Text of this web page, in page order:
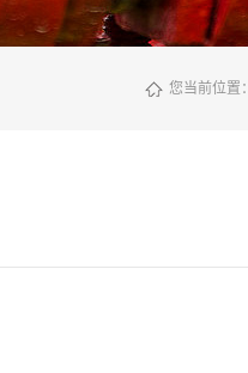
您当前位置：